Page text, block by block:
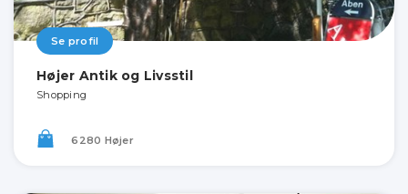
Se profil
Højer Antik og Livsstil
Shopping
6280 Højer